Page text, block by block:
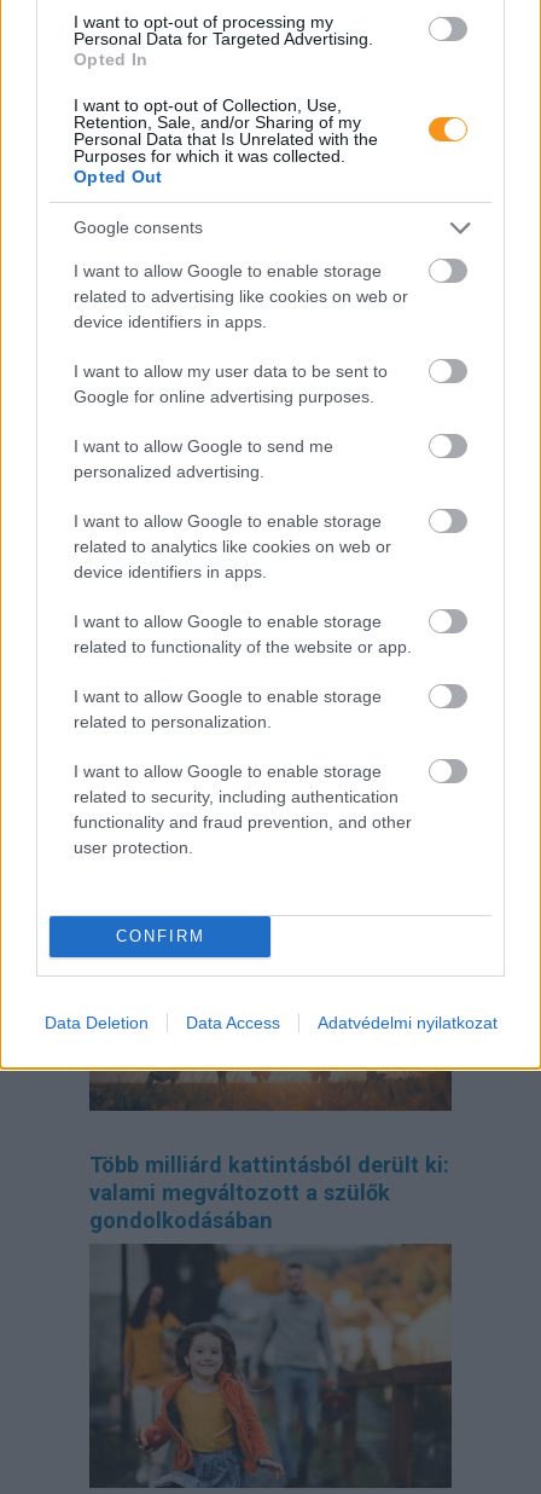
I want to opt-out of processing my
Personal Data for Targeted Advertising.
Opted In
I want to opt-out of Collection, Use,
Retention, Sale, and/or Sharing of my
Personal Data that Is Unrelated with the
Purposes for which it was collected.
Opted Out
Google consents
I want to allow Google to enable storage
related to advertising like cookies on web or
device identifiers in apps.
I want to allow my user data to be sent to
Google for online advertising purposes.
I want to allow Google to send me
personalized advertising.
I want to allow Google to enable storage
related to analytics like cookies on web or
device identifiers in apps.
I want to allow Google to enable storage
related to functionality of the website or app.
I want to allow Google to enable storage
related to personalization.
I want to allow Google to enable storage
related to security, including authentication
functionality and fraud prevention, and other
user protection.
CONFIRM
Data Deletion Data Access Adatvédelmi nyilatkozat
pelenkás gyerekek fogadását?
Minden esetben kötelessége-e az óvodának
szabályokat kötelező betartani a pelenkázó
helyiségben? Mi a helyzet az sni-s pelenkás
gyermekekkel, akiknél gyakrabban előfordulhat,
ez lett a magyarok kedvenc
állatkertje
Több milliárd kattintásból derült ki:
valami megváltozott a szülők
gondolkodásában